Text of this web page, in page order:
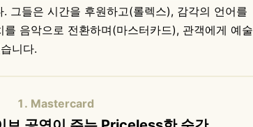
. 그들은 시간을 후원하고(롤렉스), 감각의 언어를
음악으로 전환하며(마스터카드), 관객에게 예술
니다.
1. Mastercard